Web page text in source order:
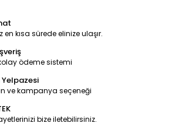
en kısa sürede elinize ulaşır.
ödeme sistemi
Yelpazesi
ve kampanya seçeneği
bize iletebilirsiniz.